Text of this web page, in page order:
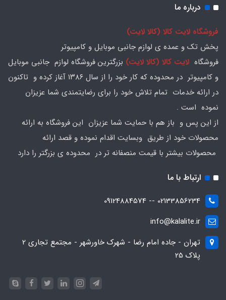
درباره ما
فروشگاه لایت کالا (کالا لایت)
پخش تک و عمده ی لوازم جانبی موبایل و کامپیوتر
فروشگاه لایت کالا (کالا لایت) بزرگترین فروشگاه لوازم جانبی موبایل
و کامپیوتر در محدوده که کار خود را از سال ۱۳۸۶ آغاز کرده و تاکنون
در ارائه خدمات تمام تلاش خود را برای رضایتمندی شما عزیزان
نموده است .
از این پس و باز هم با حمایت شما عزیزان این فروشگاه به ارائه
محصولات خود از طریق وبسایت اقدام نموده و قصد ارائه
محصولات بیشتر با قیمت منصفانه تر در محدوده ی بزرگتر را دارد
ارتباط با ما
02133856234 -- 09124884574
info@kalalite.ir
تهران - جاده امام رضا - شهرک خاورشهر - مجتمع تجاری 2
پلاک 25